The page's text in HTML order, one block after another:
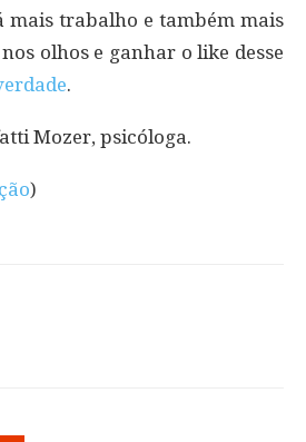
mais trabalho e também mais
olhos e ganhar o like desse
.
Mozer, psicóloga.
)